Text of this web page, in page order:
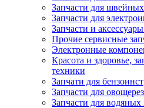
Запчасти для
Запчасти для
Запчасти и
Прочие сервисные
Электронные
Красота и здоровье,
техники
Запчати для
Запчасти для
Запчасти для водяных